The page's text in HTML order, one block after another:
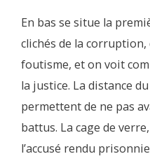
En bas se situe la
clichés de la corruption,
foutisme, et on voit
la justice. La distance
permettent de ne pas
battus. La cage de
l’accusé rendu